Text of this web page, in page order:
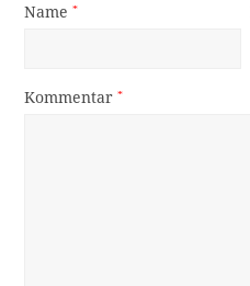
Name*
Kommentar*